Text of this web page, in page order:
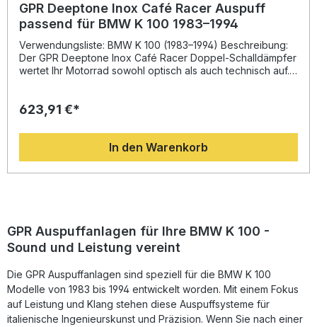
GPR Deeptone Inox Café Racer Auspuff
passend für BMW K 100 1983–1994
Verwendungsliste: BMW K 100 (1983–1994) Beschreibung:
Der GPR Deeptone Inox Café Racer Doppel-Schalldämpfer
wertet Ihr Motorrad sowohl optisch als auch technisch auf.
Steigerung von Drehmoment und Leistung bei
zur Serienanlage. Zudem profitieren Sie von einer
spürbaren Soundverbesserung mit kraftvollem, aber
zugelassenem Klang dank abnehmbarem db Killer. Der
Edelstahl-Auspuff wird in Italien gefertigt und überzeugt
Leistungssteigerung und Gewichtseinsparung Verbesserter
Sound mit abnehmbarem db Killer Plug & Play Montage –
empfohlen durch Fachwerkstatt In Italien hergestellt, DIN-
homologated silencer kit ohne Verbindungsrohre Alle
fahrzeugspezifischen Halterungen Montagezubehör
623,91 €*
In den Warenkorb
GPR Auspuffanlagen für Ihre BMW K 100 -
Sound und Leistung vereint
Die GPR Auspuffanlagen sind speziell für die BMW K 100
Modelle von 1983 bis 1994 entwickelt worden. Mit einem Fokus
auf Leistung und Klang stehen diese Auspuffsysteme für
italienische Ingenieurskunst und Präzision. Wenn Sie nach einer